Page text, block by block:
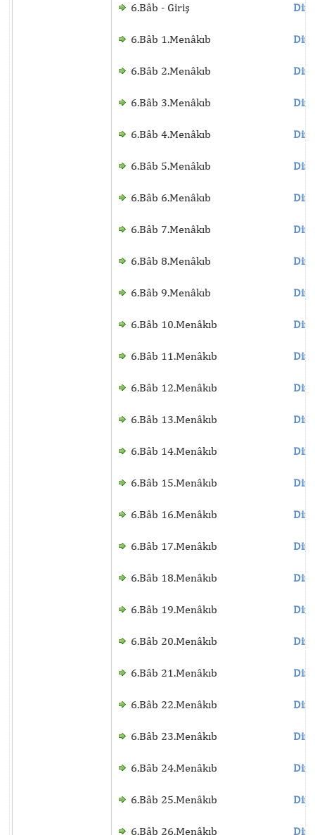
6.Bâb - Giriş
6.Bâb 1.Menâkıb
6.Bâb 2.Menâkıb
6.Bâb 3.Menâkıb
6.Bâb 4.Menâkıb
6.Bâb 5.Menâkıb
6.Bâb 6.Menâkıb
6.Bâb 7.Menâkıb
6.Bâb 8.Menâkıb
6.Bâb 9.Menâkıb
6.Bâb 10.Menâkıb
6.Bâb 11.Menâkıb
6.Bâb 12.Menâkıb
6.Bâb 13.Menâkıb
6.Bâb 14.Menâkıb
6.Bâb 15.Menâkıb
6.Bâb 16.Menâkıb
6.Bâb 17.Menâkıb
6.Bâb 18.Menâkıb
6.Bâb 19.Menâkıb
6.Bâb 20.Menâkıb
6.Bâb 21.Menâkıb
6.Bâb 22.Menâkıb
6.Bâb 23.Menâkıb
6.Bâb 24.Menâkıb
6.Bâb 25.Menâkıb
6.Bâb 26.Menâkıb